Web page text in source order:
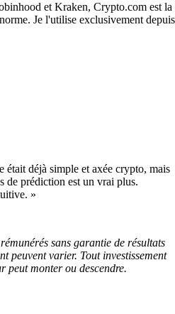
et Kraken, Crypto.com est la
Je l'utilise exclusivement depuis
était déjà simple et axée crypto, mais
de prédiction est un vrai plus.
»
sans garantie de résultats
peuvent varier. Tout investissement
peut monter ou descendre.